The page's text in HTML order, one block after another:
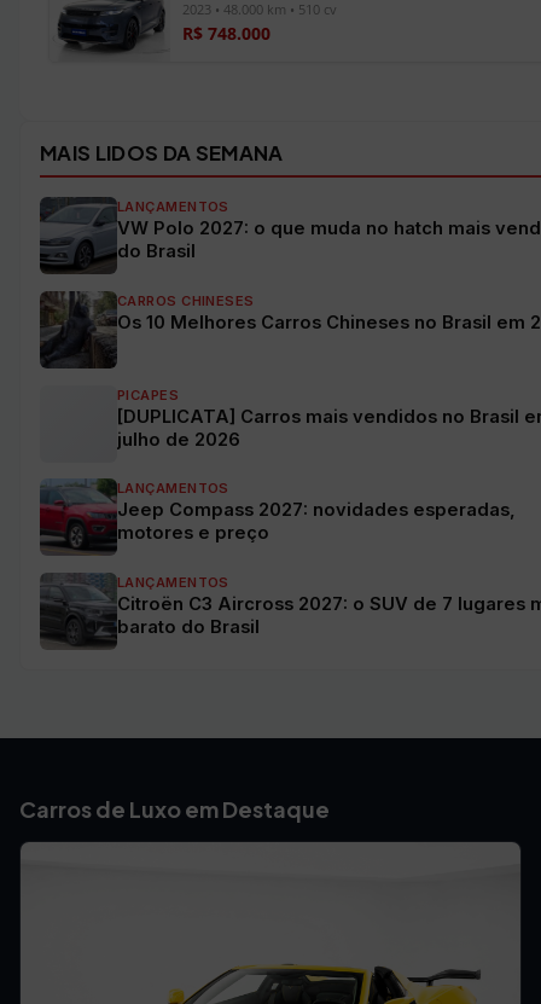
2023 • 48.000 km • 510 cv
R$ 748.000
MAIS LIDOS DA SEMANA
LANÇAMENTOS
VW Polo 2027: o que muda no hatch mais
do Brasil
CARROS CHINESES
Os 10 Melhores Carros Chineses no Brasil em
PICAPES
[DUPLICATA] Carros mais vendidos no Brasil
julho de 2026
LANÇAMENTOS
Jeep Compass 2027: novidades esperadas,
motores e preço
LANÇAMENTOS
Citroën C3 Aircross 2027: o SUV de 7 lugares
barato do Brasil
Carros de Luxo em Destaque